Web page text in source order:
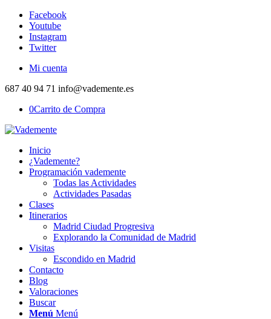
Facebook
Youtube
Instagram
Twitter
Mi cuenta
687 40 94 71 info@vademente.es
0Carrito de Compra
Inicio
¿Vademente?
Programación vademente
Todas las Actividades
Actividades Pasadas
Clases
Itinerarios
Madrid Ciudad Progresiva
Explorando la Comunidad de Madrid
Visitas
Escondido en Madrid
Contacto
Blog
Valoraciones
Buscar
Menú Menú